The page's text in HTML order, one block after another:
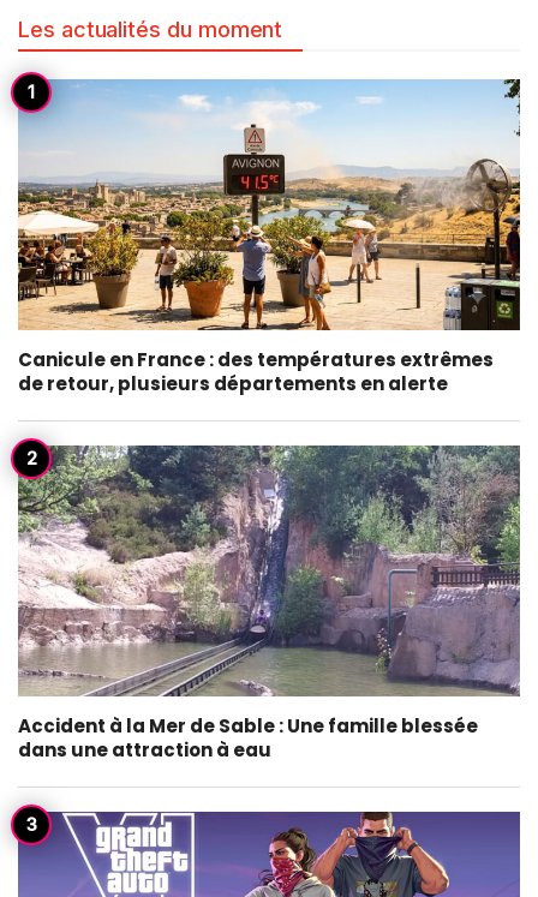
Les actualités du moment
Canicule en France : des températures extrêmes
de retour, plusieurs départements en alerte
Accident à la Mer de Sable : Une famille blessée
dans une attraction à eau